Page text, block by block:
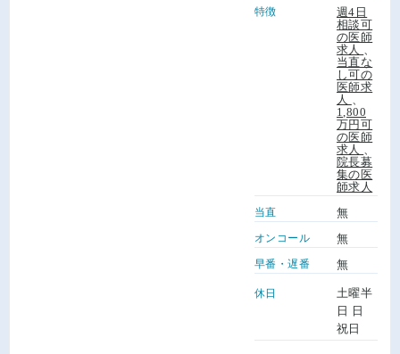
特徴
週4日
相談可
の医師
求人
当直な
し可の
医師求
人
1,800
万円可
の医師
求人
院長募
集の医
師求人
当直 無
オンコール 無
早番・遅番 無
休日
土曜半
日 日
祝日